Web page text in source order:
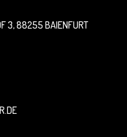
3, 88255 BAIENFURT